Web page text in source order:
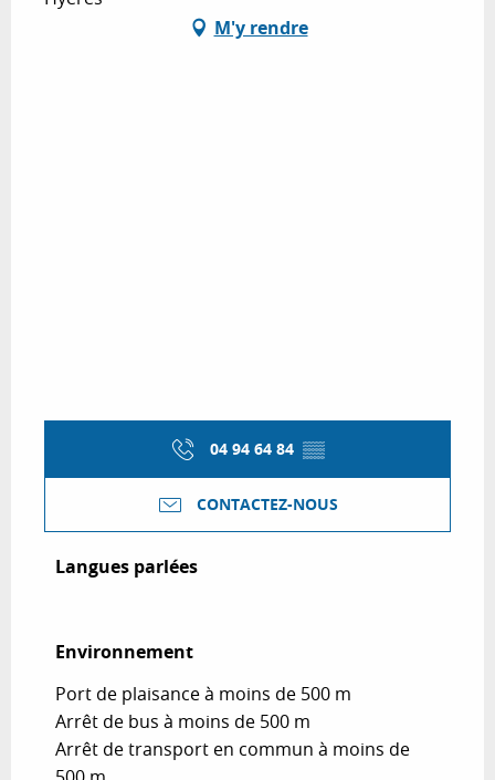
M'y rendre
04 94 64 84 ▒▒
CONTACTEZ-NOUS
Langues parlées
Langues parlées
Environnement
Environnement
Port de plaisance à moins de 500 m
Arrêt de bus à moins de 500 m
Arrêt de transport en commun à moins de